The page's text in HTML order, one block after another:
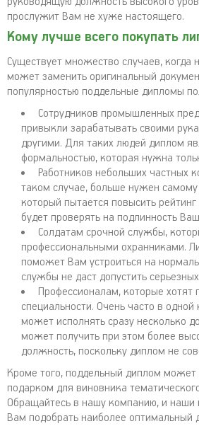
прослужит Вам не хуже настоящего.
Кому лучше всего покупать
Существует множество случаев, когда
может заменить оригинальный
популярностью поддельные дипломы
Сотрудников промышленных
привыкли зарабатывать своими
другими. Для таких людей диплом
формальностью, которая нужна
Работников небольших частных
таком случае, больше нужен
который пытается повысить
будет проверять на подлинность
Солдатам срочной службы,
профессиональными охранниками.
поможет Вам устроиться на
службы не даст допустить
Профессионалам, которые
специальности. Очень часто в
может исполнять сразу несколько
может получить при этом более
должность, поскольку диплом не
Кроме того, поддельный диплом может
подарком для виновника
Обращайтесь в нашу компанию, и наши
Вам подобрать наиболее оптимальный